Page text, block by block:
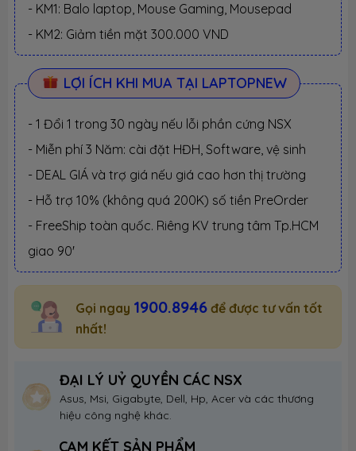
- KM1: Balo laptop, Mouse Gaming, Mousepad
- KM2: Giảm tiền mặt 300.000 VND
LỢI ÍCH KHI MUA TẠI LAPTOPNEW
- 1 Đổi 1 trong 30 ngày nếu lỗi phần cứng NSX
- Miễn phí 3 Năm: cài đặt HĐH, Software, vệ sinh
- DEAL GIÁ và trợ giá nếu giá cao hơn thị trường
- Hỗ trợ 10% (không quá 200K) số tiền PreOrder
- FreeShip toàn quốc. Riêng KV trung tâm Tp.HCM
giao 90'
Gọi ngay 1900.8946 để được tư vấn tốt
nhất!
ĐẠI LÝ UỶ QUYỀN CÁC NSX
Asus, Msi, Gigabyte, Dell, Hp, Acer và các thương
hiệu công nghệ khác.
CAM KẾT SẢN PHẨM